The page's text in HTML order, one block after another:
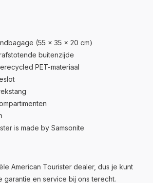
(55 × 35 × 20 cm)
buitenzijde
PET-materiaal
is made by Samsonite
American Tourister dealer, dus je kunt
en service bij ons terecht.